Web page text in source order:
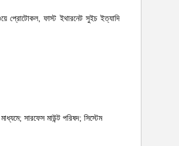
প্রোটোকল, ফাস্ট ইথারনেট সুইচইত্যাদি
সারফেস মাউন্ট পরিষদ; সিস্টেম